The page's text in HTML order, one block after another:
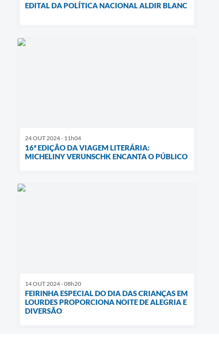
EDITAL DA POLÍTICA NACIONAL ALDIR BLANC
24 OUT 2024 - 11h04
16ª EDIÇÃO DA VIAGEM LITERÁRIA:
MICHELINY VERUNSCHK ENCANTA O PÚBLICO
14 OUT 2024 - 08h20
FEIRINHA ESPECIAL DO DIA DAS CRIANÇAS EM
LOURDES PROPORCIONA NOITE DE ALEGRIA E
DIVERSÃO